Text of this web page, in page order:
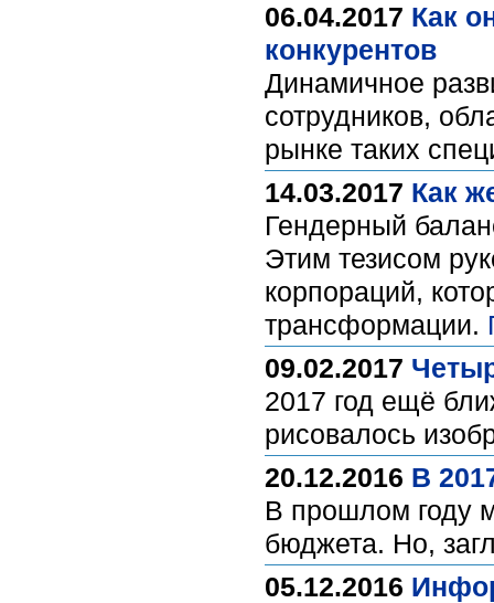
06.04.2017 Как
конкурентов
Динамичное
сотрудников,
рынке таких
14.03.2017 Как
Гендерный
Этим тезисом
корпораций,
трансформации.
09.02.2017
2017 год ещё
рисовалось
20.12.2016 В
В прошлом году
бюджета. Но,
05.12.2016